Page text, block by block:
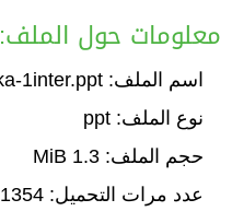
معلومات حول الملف:
اسم الملف: Course-alharaka-1inter.ppt
نوع الملف: ppt
حجم الملف: 1.3 MiB
عدد مرات التحميل: 1354